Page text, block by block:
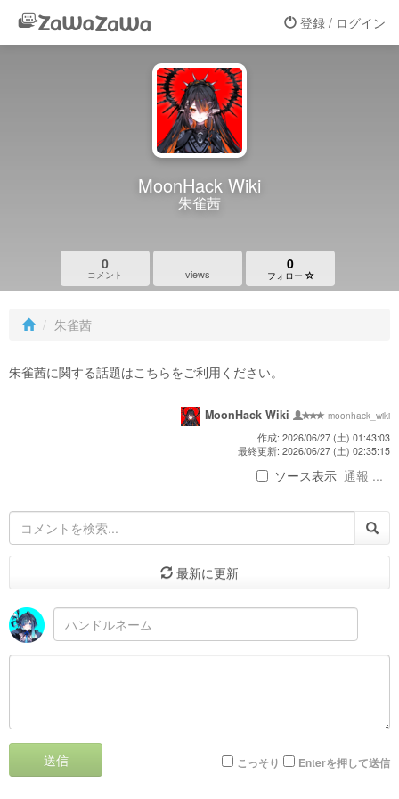
登録 / ログイン
MoonHack Wiki
朱雀茜
0
コメント views
0
フォロー
朱雀茜
朱雀茜に関する話題はこちらをご利用ください。
MoonHack Wiki
moonhack_wiki
作成: 2026/06/27 (土) 01:43:03
最終更新: 2026/06/27 (土) 02:35:15
ソース表示 通報 ...
最新に更新
送信 こっそり Enterを押して送信